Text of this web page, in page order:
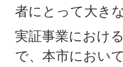
者にとって大き
実証事業におけ
で、本市におい